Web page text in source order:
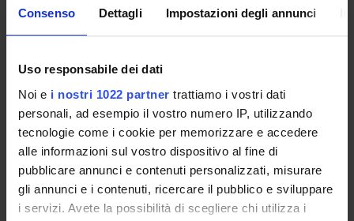
Consenso Dettagli Impostazioni degli annunci
Uso responsabile dei dati
Noi e i nostri 1022 partner trattiamo i vostri dati
personali, ad esempio il vostro numero IP, utilizzando
tecnologie come i cookie per memorizzare e accedere
alle informazioni sul vostro dispositivo al fine di
pubblicare annunci e contenuti personalizzati, misurare
gli annunci e i contenuti, ricercare il pubblico e sviluppare
i servizi. Avete la possibilità di scegliere chi utilizza i
GOVERNANCE
COMMISSIONI
UFFICI E STRUTTURE DI SERVIZIO
SERVIZI DI SEGRETERIA STUDENTI